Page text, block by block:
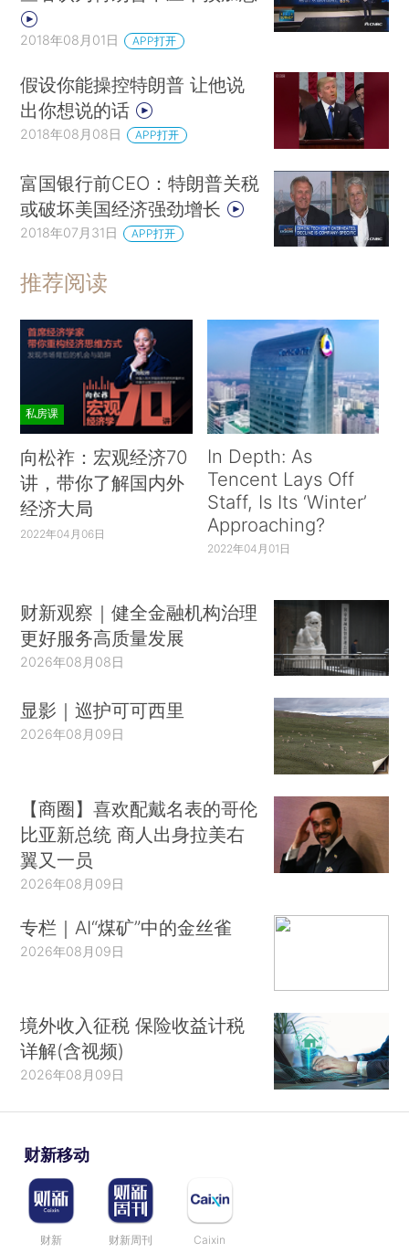
2018年08月01日 APP打开
假设你能操控特朗普 让他说
出你想说的话
2018年08月08日 APP打开
富国银行前CEO：特朗普关税
或破坏美国经济强劲增长
2018年07月31日 APP打开
推荐阅读
私房课
向松祚：宏观经济70
讲，带你了解国内外
经济大局
2022年04月06日
In Depth: As
Tencent Lays Off
Staff, Is Its ‘Winter’
Approaching?
2022年04月01日
财新观察｜健全金融机构治理
更好服务高质量发展
2026年08月08日
显影｜巡护可可西里
2026年08月09日
【商圈】喜欢配戴名表的哥伦
比亚新总统 商人出身拉美右
翼又一员
2026年08月09日
专栏｜AI“煤矿”中的金丝雀
2026年08月09日
境外收入征税 保险收益计税
详解(含视频)
2026年08月09日
财新移动
财新 财新周刊 Caixin